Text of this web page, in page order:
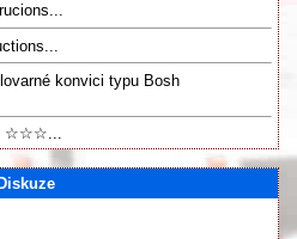
konvici typu Bosh
☆☆☆...
Diskuze